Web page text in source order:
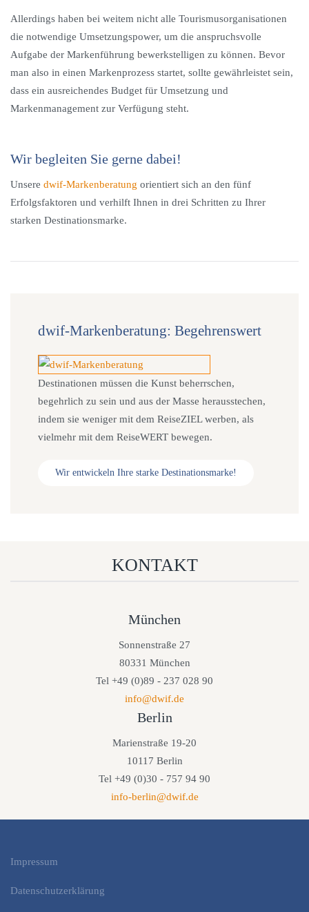
Allerdings haben bei weitem nicht alle Tourismusorganisationen
die notwendige Umsetzungspower, um die anspruchsvolle
Aufgabe der Markenführung bewerkstelligen zu können. Bevor
man also in einen Markenprozess startet, sollte gewährleistet sein,
dass ein ausreichendes Budget für Umsetzung und
Markenmanagement zur Verfügung steht.
Wir begleiten Sie gerne dabei!
Unsere dwif-Markenberatung orientiert sich an den fünf
Erfolgsfaktoren und verhilft Ihnen in drei Schritten zu Ihrer
starken Destinationsmarke.
dwif-Markenberatung: Begehrenswert
Destinationen müssen die Kunst beherrschen,
begehrlich zu sein und aus der Masse herausstechen,
indem sie weniger mit dem ReiseZIEL werben, als
vielmehr mit dem ReiseWERT bewegen.
Wir entwickeln Ihre starke Destinationsmarke!
KONTAKT
München
Sonnenstraße 27
80331 München
Tel +49 (0)89 - 237 028 90
info@dwif.de
Berlin
Marienstraße 19-20
10117 Berlin
Tel +49 (0)30 - 757 94 90
info-berlin@dwif.de
Impressum
Datenschutzerklärung